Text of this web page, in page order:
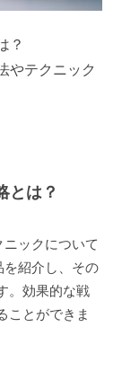
？
やテクニック
とは？
ックについて
紹介し、その
。効果的な戦
ことができま